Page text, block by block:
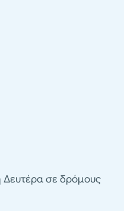
Δευτέρα σε δρόμους